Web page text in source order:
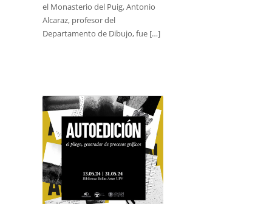
el Monasterio del Puig, Antonio
Alcaraz, profesor del
Departamento de Dibujo, fue […]